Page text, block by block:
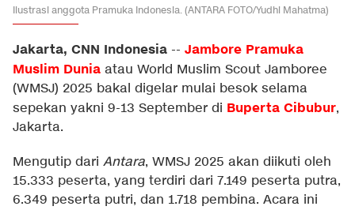
Ilustrasi anggota Pramuka Indonesia. (ANTARA FOTO/Yudhi Mahatma)
Jakarta, CNN Indonesia -- Jambore Pramuka
Muslim Dunia atau World Muslim Scout Jamboree
(WMSJ) 2025 bakal digelar mulai besok selama
sepekan yakni 9-13 September di Buperta Cibubur,
Jakarta.
Mengutip dari Antara, WMSJ 2025 akan diikuti oleh
15.333 peserta, yang terdiri dari 7.149 peserta putra,
6.349 peserta putri, dan 1.718 pembina. Acara ini